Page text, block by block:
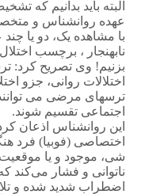
البته باید بدانیم که
عهده روانشناس و
با مشاهده یک، دو یا
نابهنجار ، برچسب
بزنیم! وی تصریح کرد:
اختلالات روانی، جزو
ترسهای مرضی می
اجتماعی تقسیم شوند.
این روانشناس اذعان
اختصاصی (فوبیا) فرد
شی، موجود و یا
ناتوانی و فشار می‌کند
اضطراب شدید شده و